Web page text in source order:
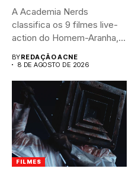
A Academia Nerds
classifica os 9 filmes live-
action do Homem-Aranha,
BYREDAÇÃO ACNE
8 DE AGOSTO DE 2026
FILMES